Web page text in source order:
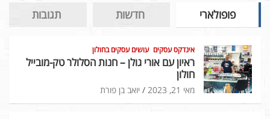
פופולארי חדשות תגובות
אינדקס עסקים עושים עסקים בחולון
ראיון עם אורי גולן – חנות הסלולר טק-מובייל
חולון
מאי 21, 2023 יואב בן פורת